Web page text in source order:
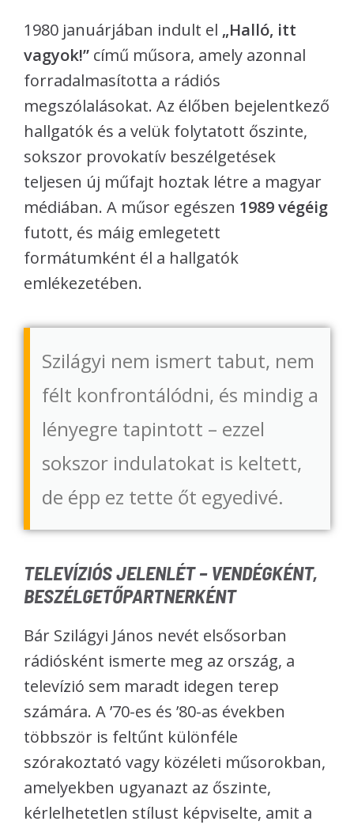
1980 januárjában indult el „Halló, itt
vagyok!” című műsora, amely azonnal
forradalmasította a rádiós
megszólalásokat. Az élőben bejelentkező
hallgatók és a velük folytatott őszinte,
sokszor provokatív beszélgetések
teljesen új műfajt hoztak létre a magyar
médiában. A műsor egészen 1989 végéig
futott, és máig emlegetett
formátumként él a hallgatók
emlékezetében.
Szilágyi nem ismert tabut, nem
félt konfrontálódni, és mindig a
lényegre tapintott – ezzel
sokszor indulatokat is keltett,
de épp ez tette őt egyedivé.
TELEVÍZIÓS JELENLÉT – VENDÉGKÉNT,
BESZÉLGETŐPARTNERKÉNT
Bár Szilágyi János nevét elsősorban
rádiósként ismerte meg az ország, a
televízió sem maradt idegen terep
számára. A ’70-es és ’80-as években
többször is feltűnt különféle
szórakoztató vagy közéleti műsorokban,
amelyekben ugyanazt az őszinte,
kérlelhetetlen stílust képviselte, amit a